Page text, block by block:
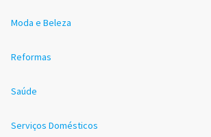
Moda e Beleza
Reformas
Saúde
Serviços Domésticos